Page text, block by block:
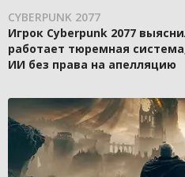
CYBERPUNK 2077
Игрок Cyberpunk 2077
работает тюремная
ИИ без права на апелляцию